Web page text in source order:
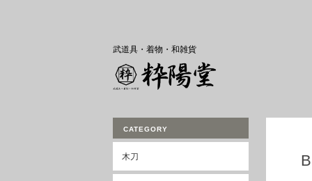
武道具・着物・和雑貨
CATEGORY
木刀